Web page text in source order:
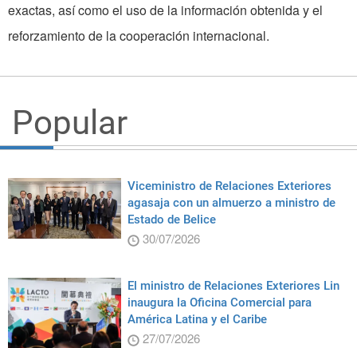
exactas, así como el uso de la información obtenida y el
reforzamiento de la cooperación internacional.
Popular
Viceministro de Relaciones Exteriores
agasaja con un almuerzo a ministro de
Estado de Belice
30/07/2026
El ministro de Relaciones Exteriores Lin
inaugura la Oficina Comercial para
América Latina y el Caribe
27/07/2026